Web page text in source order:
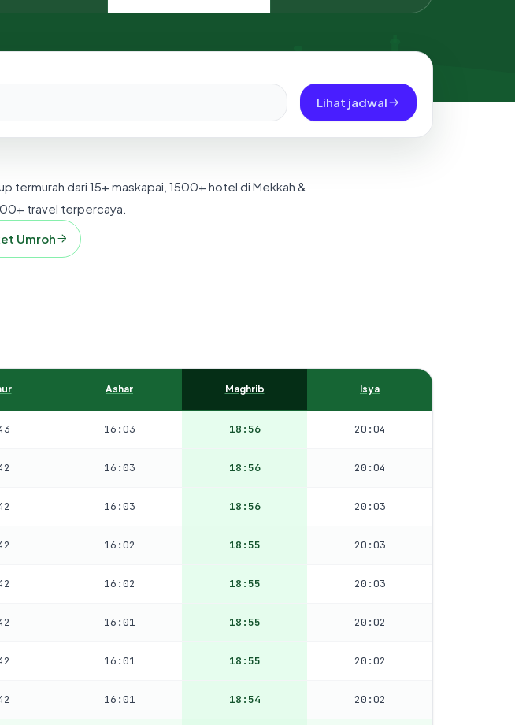
Lihat jadwal
termurah dari 15+ maskapai, 1500+ hotel di Mekkah &
travel terpercaya.
Umroh
Ashar Maghrib Isya
16:03 18:56 20:04
16:03 18:56 20:04
16:03 18:56 20:03
16:02 18:55 20:03
16:02 18:55 20:03
16:01 18:55 20:02
16:01 18:55 20:02
16:01 18:54 20:02